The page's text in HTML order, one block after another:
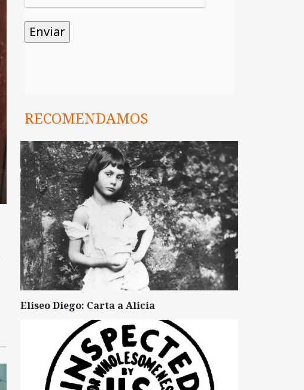
RECOMENDAMOS
Eliseo Diego: Carta a Alicia